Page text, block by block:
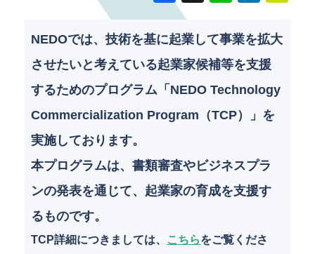
F
a
c
e
o
k
n
e
n
k
e
dI
n
m
ai
NEDOでは、技術を基に起業して事業を拡大
させたいと考えている起業家候補等を支援
するためのプログラム「NEDO Technology
Commercialization Program（TCP）」を
実施しております。
本プログラムは、書類審査やビジネスプラ
ンの発表を通じて、起業家の育成を支援す
るものです。
TCP詳細につきましては、 こちらをご覧くださ